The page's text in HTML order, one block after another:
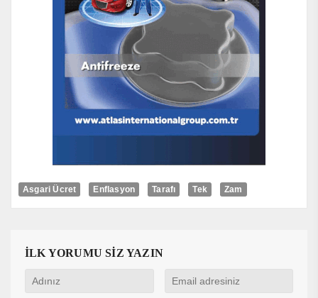
Asgari Ücret Enflasyon Tarafı Tek Zam
İLK YORUMU SİZ YAZIN